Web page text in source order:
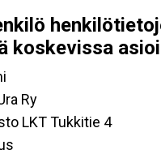
koskevissa
Ry
LKT Tukkitie 4